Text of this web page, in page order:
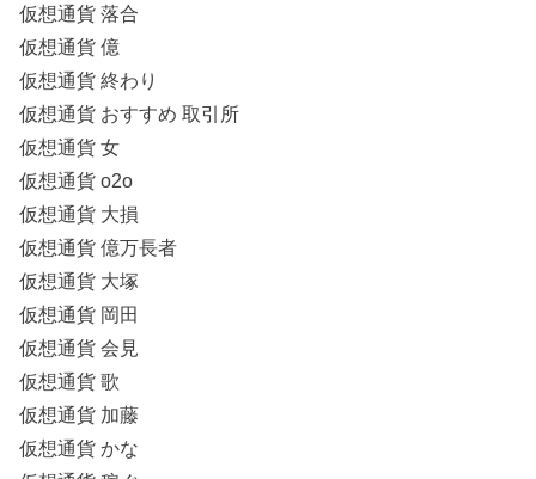
仮想通貨 落合
仮想通貨 億
仮想通貨 終わり
仮想通貨 おすすめ 取引所
仮想通貨 女
仮想通貨 o2o
仮想通貨 大損
仮想通貨 億万長者
仮想通貨 大塚
仮想通貨 岡田
仮想通貨 会見
仮想通貨 歌
仮想通貨 加藤
仮想通貨 かな